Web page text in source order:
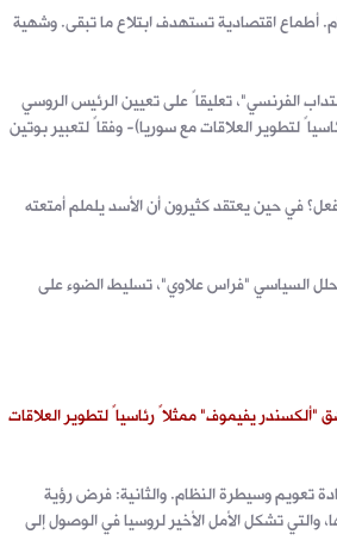
أطماع اقتصادية تستهدف ابتلاع ما تبقى. وشهية
الفرنسي"، تعليقاً على تعيين الرئيس الروسي
لتطوير العلاقات مع سوريا)- وفقاً لتعبير بوتين
في حين يعتقد كثيرون أن الأسد يلملم أمتعته
السياسي "فراس علاوي"، تسليط الضوء على
يفيموف" ممثلاً رئاسياً لتطوير العلاقات
تعويم وسيطرة النظام. والثانية: فرض رؤية
تشكل الأمل الأخير لروسيا في الوصول إلى